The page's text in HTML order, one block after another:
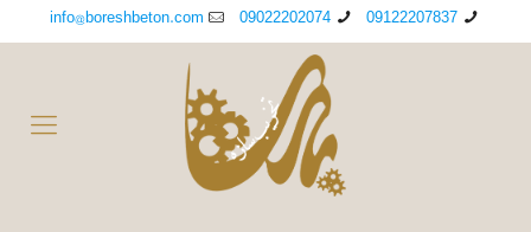
09122207837
09022202074
info@boreshbeton.com